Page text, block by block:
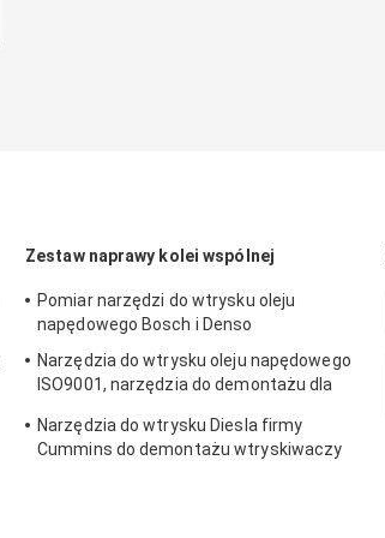
Zestaw naprawy kolei wspólnej
Pomiar narzędzi do wtrysku oleju
napędowego Bosch i Denso
Narzędzia do wtrysku oleju napędowego
ISO9001, narzędzia do demontażu dla
Narzędzia do wtrysku Diesla firmy
Cummins do demontażu wtryskiwaczy